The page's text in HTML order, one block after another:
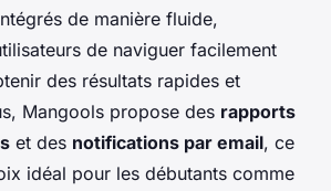
de manière fluide,
de naviguer facilement
des résultats rapides et
Mangools propose des rapports
et des notifications par email, ce
idéal pour les débutants comme